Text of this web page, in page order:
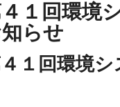
動
１回環境
らせ
１回環境